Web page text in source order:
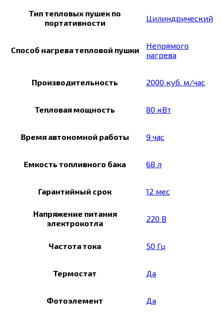
Тип тепловых пушек по
портативности
Цилиндрический
Способ нагрева тепловой пушки
Непрямого
нагрева
Производительность 2000 куб. м/час
Тепловая мощность 80 кВт
Время автономной работы 9 час
Емкость топливного бака 68 л
Гарантийный срок 12 мес
Напряжение питания
электрокотла
220 В
Частота тока 50 Гц
Термостат Да
Фотоэлемент Да